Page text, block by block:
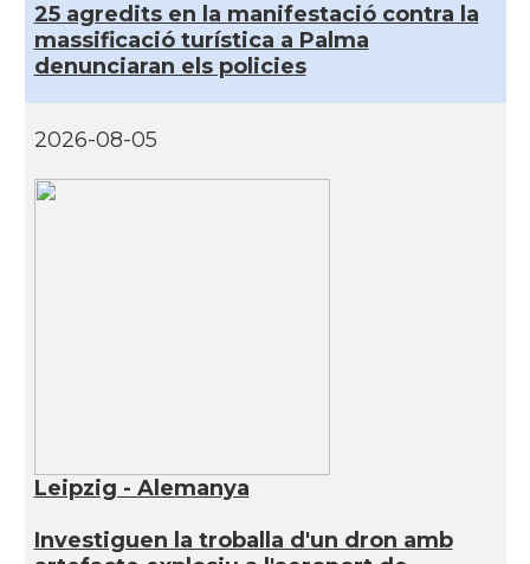
25 agredits en la manifestació contra la
massificació turística a Palma
denunciaran els policies
2026-08-05
Leipzig - Alemanya
Investiguen la troballa d'un dron amb